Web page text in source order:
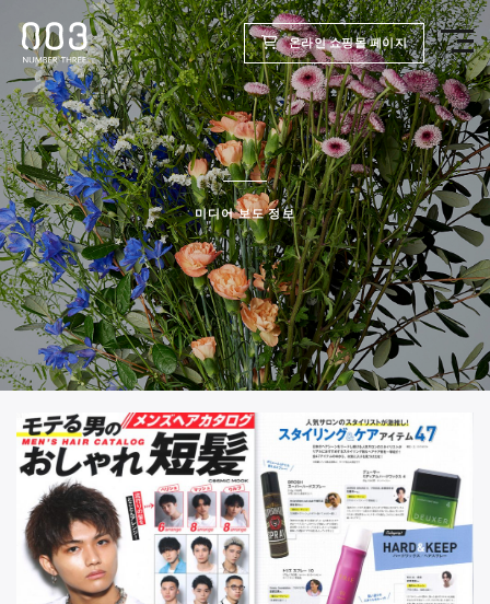
온라인 쇼핑몰 페이지
미디어 보도 정보
TOP
제품
웰빙 리포트
미용실용
회사
채용
연락처